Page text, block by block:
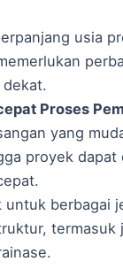
usia
Proses
yang
proyek dapat
untuk berbagai
termasuk